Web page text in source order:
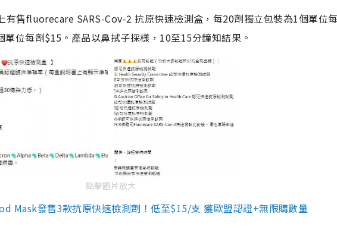
有售fluorecare SARS-Cov-2 抗原快速檢測盒，每20劑獨立包裝為1個單位
位每劑$15。產品以鼻拭子採樣，10至15分鐘知結果。
點擊圖片放大
Mask發售3款抗原快速檢測劑！低至$15/支 獲歐盟認證+無限購數量